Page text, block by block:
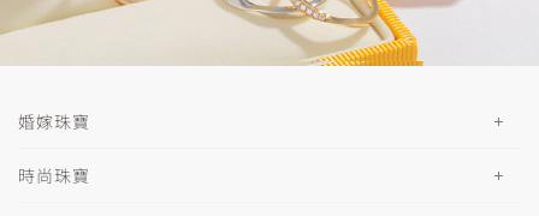
婚嫁珠寶
時尚珠寶